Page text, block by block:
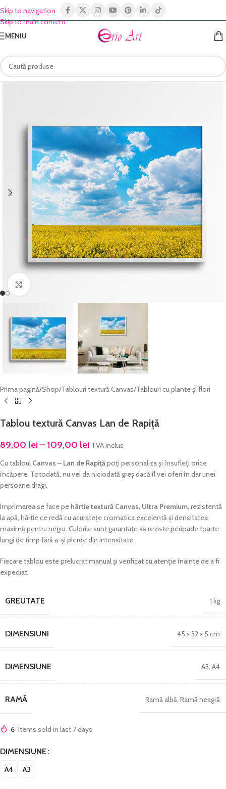
Skip to navigation
Skip to main content
MENIU
Prima pagină/Shop/Tablouri textură Canvas/Tablouri cu plante și flori
Tablou textură Canvas Lan de Rapiță
89,00 lei – 109,00 lei TVA inclus
Cu tabloul Canvas – Lan de Rapițăpoți personaliza și însufleți orice
încăpere. Totodată, nu vei da niciodată greș dacă îl vei oferi în dar unei
persoane dragi.
Imprimarea se face pe hârtie textură Canvas, Ultra Premium, rezistentă
la apă, hârtie ce redă cu acuratețe cromatica excelentă și densitatea
maximă pentru negru. Culorile sunt garantate să reziste perioade foarte
lungi de timp fără a-și pierde din intensitate.
Fiecare tablou este prelucrat manual și verificat cu atenție înainte de a fi
expediat.
GREUTATE 1 kg
DIMENSIUNI 45 × 32 × 5 cm
DIMENSIUNE A3, A4
RAMĂ Ramă albă, Ramă neagră
6 Items sold in last 7 days
DIMENSIUNE
A4 A3